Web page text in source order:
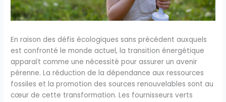
En raison des défis écologiques sans précédent auxquels
est confronté le monde actuel, la transition énergétique
apparaît comme une nécessité pour assurer un avenir
pérenne. La réduction de la dépendance aux ressources
fossiles et la promotion des sources renouvelables sont au
cœur de cette transformation. Les fournisseurs verts